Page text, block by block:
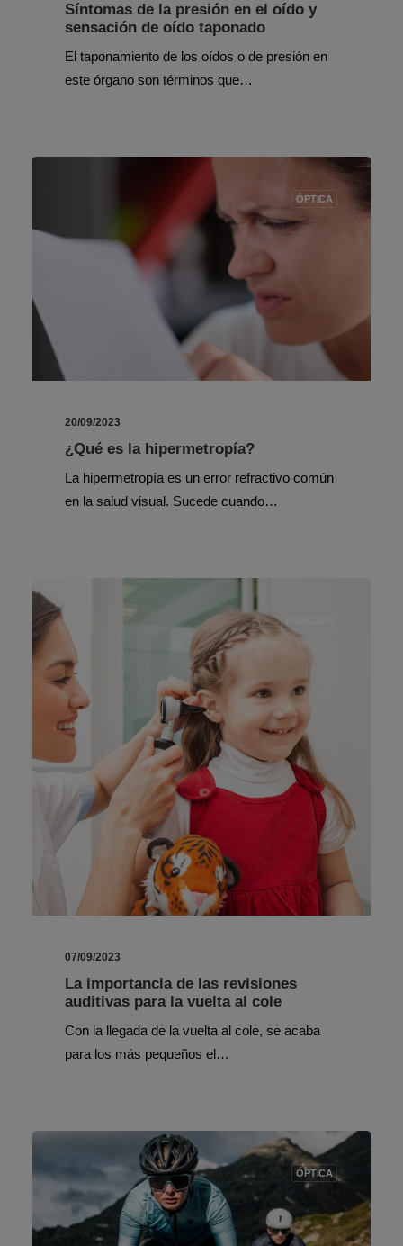
Síntomas de la presión en el oído y
sensación de oído taponado
El taponamiento de los oídos o de presión en
este órgano son términos que…
ÓPTICA
20/09/2023
¿Qué es la hipermetropía?
La hipermetropía es un error refractivo común
en la salud visual. Sucede cuando…
07/09/2023
La importancia de las revisiones
auditivas para la vuelta al cole
Con la llegada de la vuelta al cole, se acaba
para los más pequeños el…
ÓPTICA